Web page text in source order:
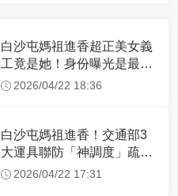
白沙屯媽祖進香超正美女義
工竟是她！身份曝光是最美
禮生 一輩子不結婚
2026/04/22 18:36
白沙屯媽祖進香！交通部3
大運具聯防「神調度」疏運
32.1萬創新高
2026/04/22 17:31